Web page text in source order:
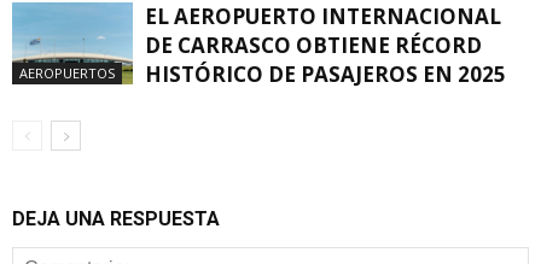
AEROPUERTOS
EL AEROPUERTO INTERNACIONAL
DE CARRASCO OBTIENE RÉCORD
HISTÓRICO DE PASAJEROS EN 2025
DEJA UNA RESPUESTA